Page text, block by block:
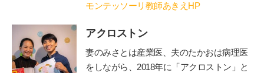
現場に「もっと一人ひとりを尊重し、
いか」とショックと疑問を感じる。その
後、自身の出産を機に「日本の教育は本当
にこのままでよいのか」というさらなる強
モンテッソーリ教師あきえHP
アクロストン
妻のみさとは産業医、夫のたかおは病理医
をしながら、 2018年に「アクロストン」と